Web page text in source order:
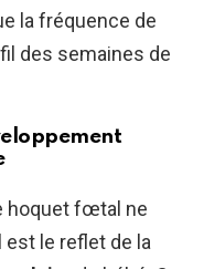
la fréquence de
des semaines de
hoquet fœtal ne
est le reflet de la